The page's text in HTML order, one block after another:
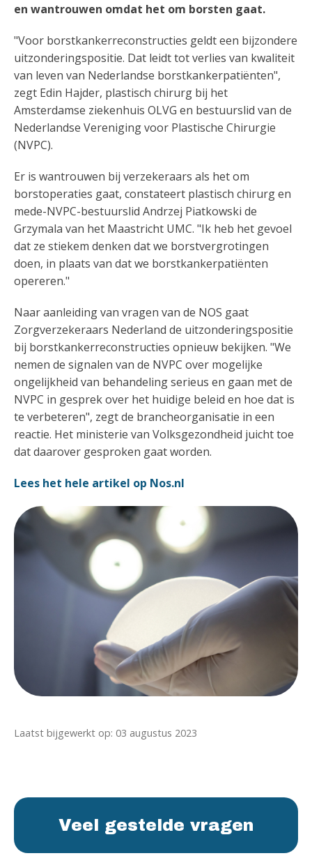
en wantrouwen omdat het om borsten gaat.
"Voor borstkankerreconstructies geldt een bijzondere
uitzonderingspositie. Dat leidt tot verlies van kwaliteit
van leven van Nederlandse borstkankerpatiënten",
zegt Edin Hajder, plastisch chirurg bij het
Amsterdamse ziekenhuis OLVG en bestuurslid van de
Nederlandse Vereniging voor Plastische Chirurgie
(NVPC).
Er is wantrouwen bij verzekeraars als het om
borstoperaties gaat, constateert plastisch chirurg en
mede-NVPC-bestuurslid Andrzej Piatkowski de
Grzymala van het Maastricht UMC. "Ik heb het gevoel
dat ze stiekem denken dat we borstvergrotingen
doen, in plaats van dat we borstkankerpatiënten
opereren."
Naar aanleiding van vragen van de NOS gaat
Zorgverzekeraars Nederland de uitzonderingspositie
bij borstkankerreconstructies opnieuw bekijken. "We
nemen de signalen van de NVPC over mogelijke
ongelijkheid van behandeling serieus en gaan met de
NVPC in gesprek over het huidige beleid en hoe dat is
te verbeteren", zegt de brancheorganisatie in een
reactie. Het ministerie van Volksgezondheid juicht toe
dat daarover gesproken gaat worden.
Lees het hele artikel op Nos.nl
Laatst bijgewerkt op: 03 augustus 2023
Veel gestelde vragen